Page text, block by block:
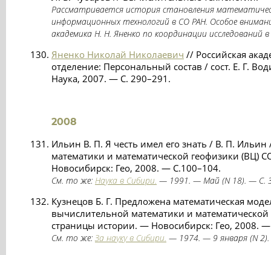
Рассматривается история становления
информационных технологий в СО РАН. Особое
академика Н. Н. Яненко по координации исследований
Яненко Николай Николаевич // Российская
отделение: Персональный состав / сост. Е. Г.
Наука, 2007. — С. 290–291.
2008
Ильин В. П. Я честь имел его знать / В. П.
математики и математической геофизики (ВЦ)
Новосибирск: Гео, 2008. — С.100–104.
См. то же: Наука в Сибири. — 1991. — Май (N 18). — С.
Кузнецов Б. Г. Предложена математическая
вычислительной математики и
страницы истории. — Новосибирск: Гео, 2008.
См. то же: За науку в Сибири. — 1974. — 9 января (N